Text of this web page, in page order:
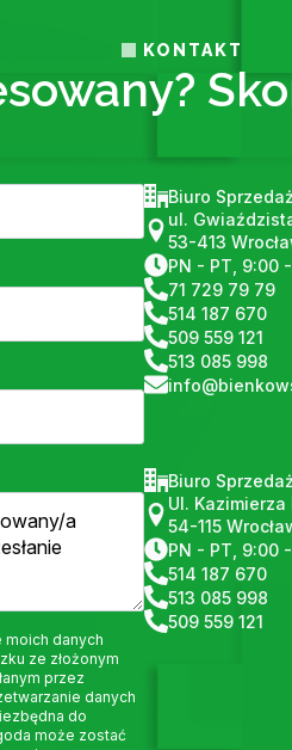
KONTAKT
moich danych
ze złożonym
przez
danych
do
może zostać
Biuro
ul.
53-413
PN - PT, 9:00
71 729 79 79
514 187 670
509 559 121
513 085 998
Biuro
Ul.
54-115
PN - PT, 9:00
514 187 670
513 085 998
509 559 121